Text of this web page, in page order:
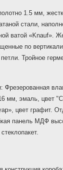
1.5 мм,
стали,
ватой «Knauf».
по вертикали
Тройное
Фрезерованная
мм, эмаль, цвет
цвет графит.
панель МДФ